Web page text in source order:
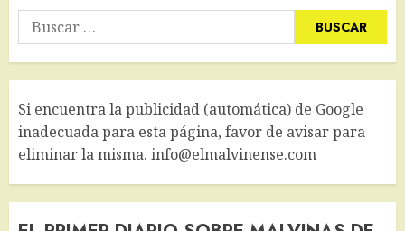
Buscar:
Si encuentra la publicidad (automática) de Google
inadecuada para esta página, favor de avisar para
eliminar la misma. info@elmalvinense.com